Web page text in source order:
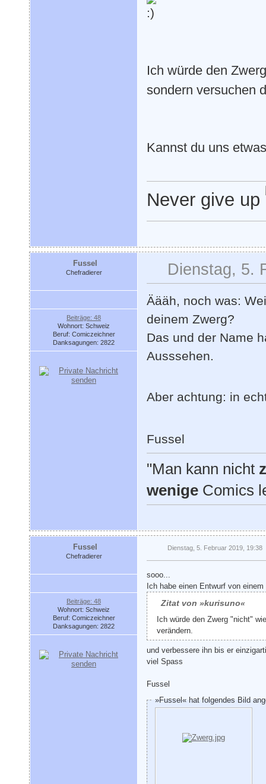
Ich würde den
sondern versuchen
Kannst du uns
Never give up
Fussel
Chefradierer
Beiträge: 48
Wohnort: Schweiz
Beruf: Comiczeichner
Danksagungen: 2822
Dienstag, 5.
Äääh, noch was:
deinem Zwerg?
Das und der Name
Ausssehen.
Aber achtung: in
Fussel
"Man kann nicht
wenige Comics
Fussel
Chefradierer
Beiträge: 48
Wohnort: Schweiz
Beruf: Comiczeichner
Danksagungen: 2822
Dienstag, 5. Februar 2019, 19:38
sooo...
Ich habe einen Entwurf von
Zitat von »kurisuno«
Ich würde den Zwerg "nicht"
verändern.
und verbessere ihn bis er
viel Spass
Fussel
»Fussel« hat folgendes Bild